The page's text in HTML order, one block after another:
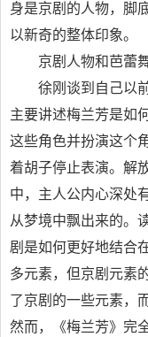
身是京剧的人物，脚
以新奇的整体印象。
京剧人物和芭蕾
徐刚谈到自己以
主要讲述梅兰芳是如
这些角色并扮演这个
着胡子停止表演。解
中，主人公内心深处
从梦境中飘出来的。
剧是如何更好地结合
多元素，但京剧元素
了京剧的一些元素，
然而，《梅兰芳》完